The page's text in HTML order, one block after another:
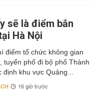
sẽ là điểm bắn
Hà Nội
điểm tổ chức không gian
tuyến phố đi bộ phố Thành
định khu vực Quảng...
16 giờ trước